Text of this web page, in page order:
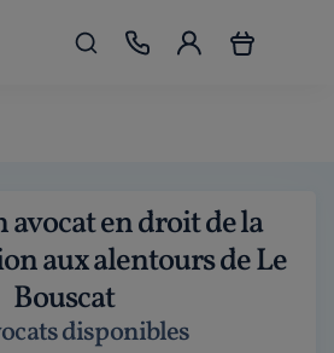
avocat en droit de la
aux alentours de Le
Bouscat
disponibles